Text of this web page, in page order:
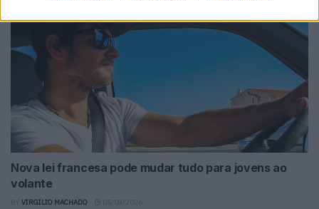
Nova lei francesa pode mudar tudo para jovens ao
volante
VIRGILIO MACHADO